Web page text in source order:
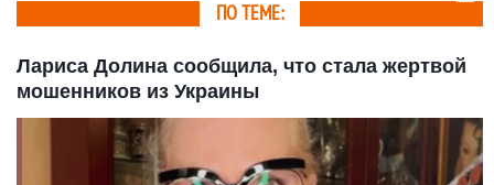
ПО ТЕМЕ:
Лариса Долина сообщила, что стала жертвой
мошенников из Украины